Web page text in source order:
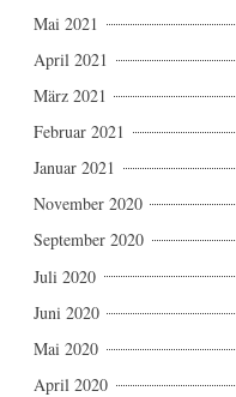
Mai 2021
April 2021
März 2021
Februar 2021
Januar 2021
November 2020
September 2020
Juli 2020
Juni 2020
Mai 2020
April 2020